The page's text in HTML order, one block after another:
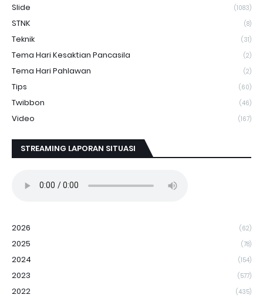
Slide (1083)
STNK (8)
Teknik (31)
Tema Hari Kesaktian Pancasila (2)
Tema Hari Pahlawan (2)
Tips (60)
Twibbon (46)
Video (167)
STREAMING LAPORAN SITUASI
2026 (62)
2025 (78)
2024 (154)
2023 (577)
2022 (435)